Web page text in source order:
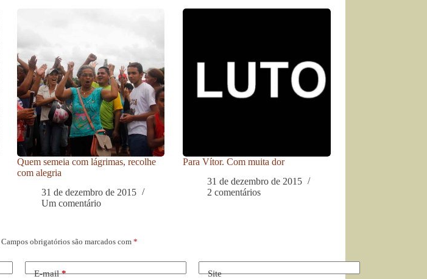
Quem semeia com lágrimas, recolhe
com alegria
31 de dezembro de 2015
Um comentário
Para Vítor. Com muita dor
31 de dezembro de 2015
2 comentários
Campos obrigatórios são marcados com *
E-mail* Site